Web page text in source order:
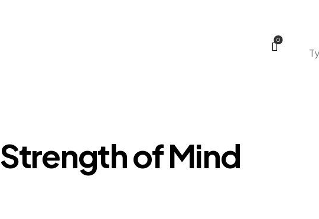
0
Strength of Mind